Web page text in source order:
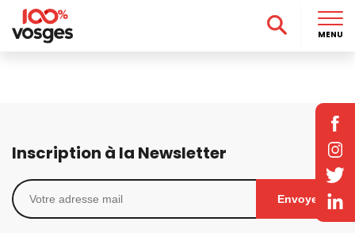
Inscription à la Newsletter
Envoyer
MENU